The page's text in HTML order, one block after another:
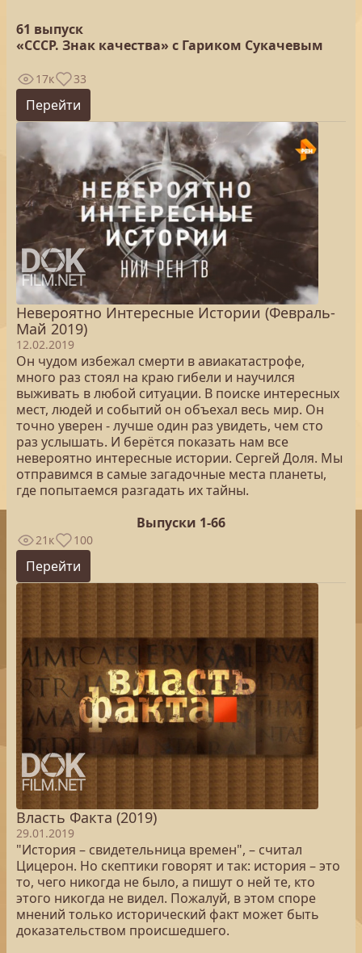
61 выпуск
«СССР. Знак качества» с Гариком Сукачевым
17к 33
Перейти
Невероятно Интересные Истории (Февраль-
Май 2019)
12.02.2019
Он чудом избежал смерти в авиакатастрофе,
много раз стоял на краю гибели и научился
выживать в любой ситуации. В поиске интересных
мест, людей и событий он объехал весь мир. Он
точно уверен - лучше один раз увидеть, чем сто
раз услышать. И берётся показать нам все
невероятно интересные истории. Сергей Доля. Мы
отправимся в самые загадочные места планеты,
где попытаемся разгадать их тайны.
Выпуски 1-66
21к 100
Перейти
Власть Факта (2019)
29.01.2019
"История – свидетельница времен", – считал
Цицерон. Но скептики говорят и так: история – это
то, чего никогда не было, а пишут о ней те, кто
этого никогда не видел. Пожалуй, в этом споре
мнений только исторический факт может быть
доказательством происшедшего.